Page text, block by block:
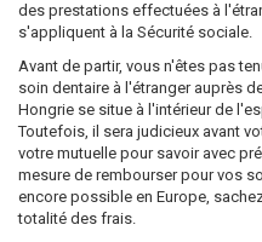
des prestations effectuées à
s'appliquent à la Sécurité sociale.
Avant de partir, vous n'êtes pas
soin dentaire à l'étranger auprès
Hongrie se situe à l'intérieur de
Toutefois, il sera judicieux avant
votre mutuelle pour savoir avec
mesure de rembourser pour vos
encore possible en Europe,
totalité des frais.